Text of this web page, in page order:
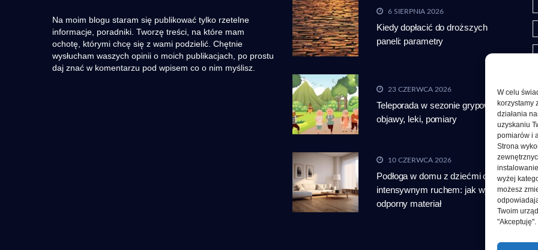
W celu
korzystamy
działania
uzyskaniu
pomiarów i
Strona
wyżej
możesz
Twoim
Na moim blogu staram się publikować tylko rzetelne
informacje, poradniki. Tworzę treści, na które mam
ochotę, którymi chcę się z wami podzielić. Chętnie
wysłucham waszych opinii o moich publikacjach, po prostu
daj znać w komentarzu pod wpisem co o nim myślisz.
6 SIERPNIA 2026
Kiedy dopłacić do droższych
paneli: parametry
23 CZERWCA 2026
Teleporada w sezonie grypowym:
objawy, leki, pomiary
10 CZERWCA 2026
Podłoga w domu z dziećmi oraz
intensywnym ruchem: jak wybrać
odporny materiał